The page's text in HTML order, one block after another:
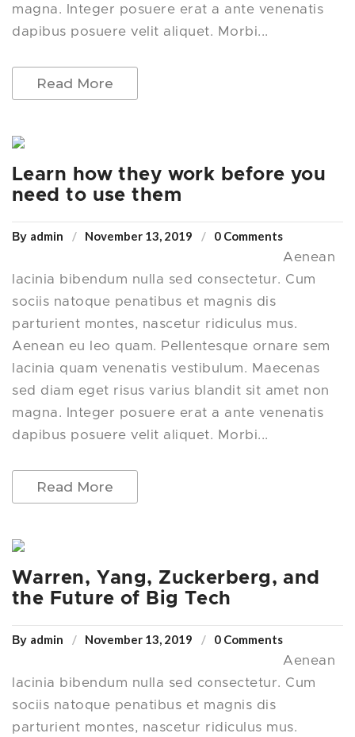
magna. Integer posuere erat a ante venenatis
dapibus posuere velit aliquet. Morbi...
Read More
Learn how they work before you
need to use them
By admin November 13, 2019 0 Comments
Aenean
lacinia bibendum nulla sed consectetur. Cum
sociis natoque penatibus et magnis dis
parturient montes, nascetur ridiculus mus.
Aenean eu leo quam. Pellentesque ornare sem
lacinia quam venenatis vestibulum. Maecenas
sed diam eget risus varius blandit sit amet non
magna. Integer posuere erat a ante venenatis
dapibus posuere velit aliquet. Morbi...
Read More
Warren, Yang, Zuckerberg, and
the Future of Big Tech
By admin November 13, 2019 0 Comments
Aenean
lacinia bibendum nulla sed consectetur. Cum
sociis natoque penatibus et magnis dis
parturient montes, nascetur ridiculus mus.